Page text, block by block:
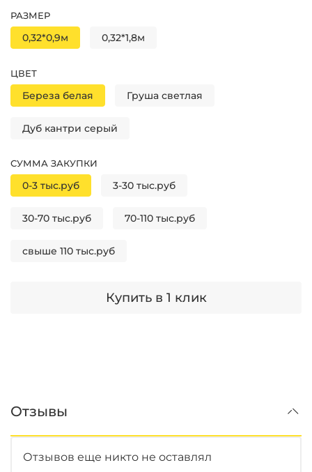
Купить в 1 клик
РАЗМЕР
0,32*0,9м 0,32*1,8м
ЦВЕТ
Береза белая Груша светлая
Дуб кантри серый
СУММА ЗАКУПКИ
0-3 тыс.руб 3-30 тыс.руб
30-70 тыс.руб 70-110 тыс.руб
свыше 110 тыс.руб
Отзывы
Отзывов еще никто не оставлял